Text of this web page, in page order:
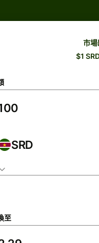
市
$1
SRD
至